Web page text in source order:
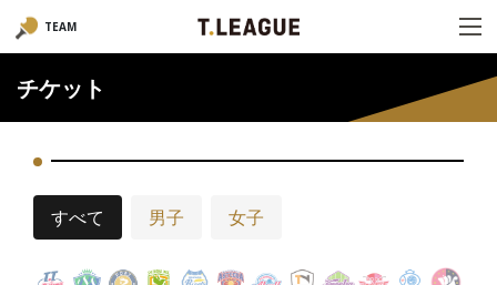
TEAM
チケット
すべて 男子 女子